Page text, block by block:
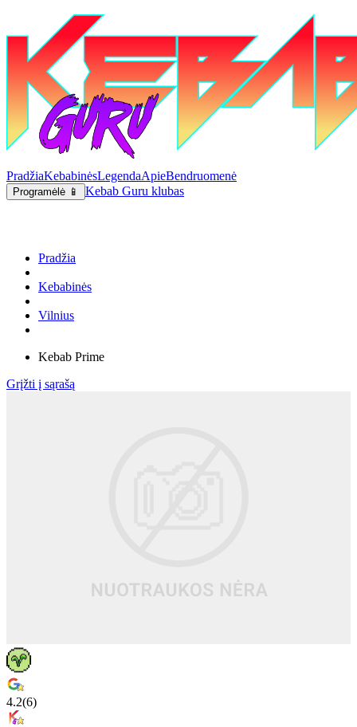
PradžiaKebabinėsLegendaApieBendruomenė
Programėlė 📱 Kebab Guru klubas
Pradžia
Kebabinės
Vilnius
Kebab Prime
Grįžti į sąrašą
4.2(6)